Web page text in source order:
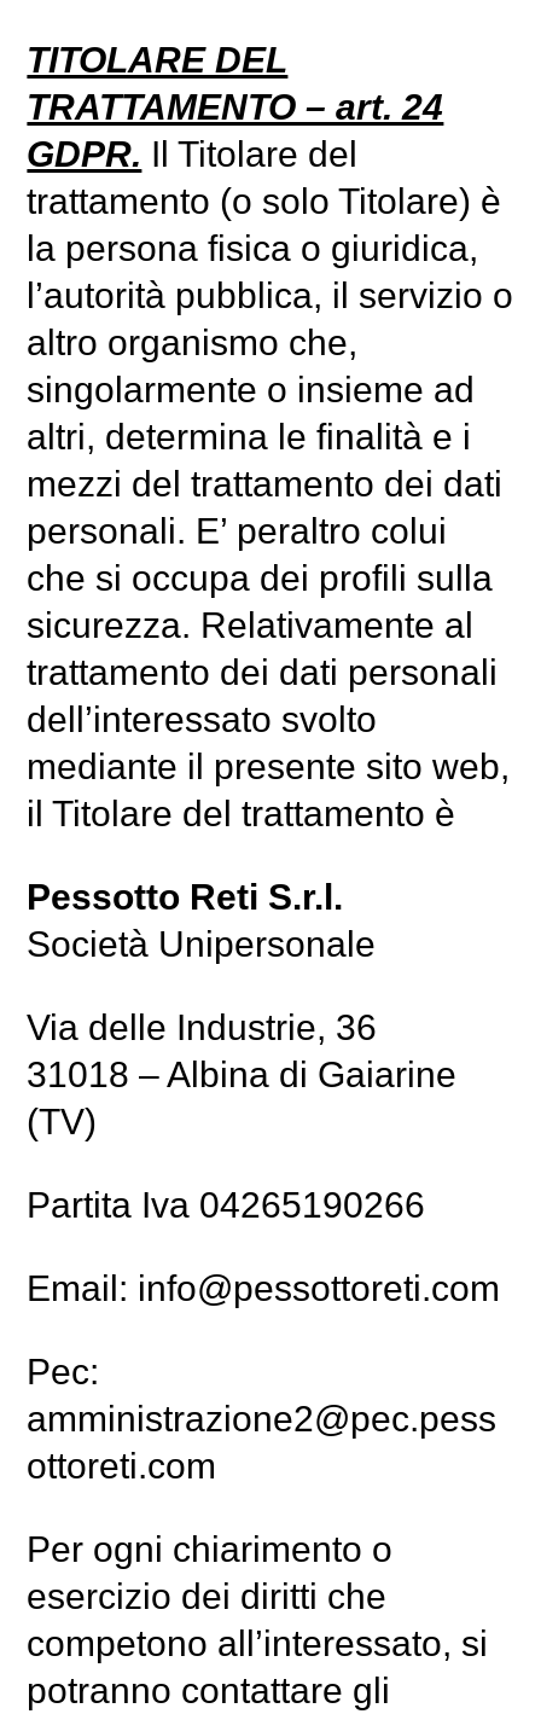
TITOLARE DEL
TRATTAMENTO – art. 24
GDPR. Il Titolare del
trattamento (o solo Titolare) è
la persona fisica o giuridica,
l’autorità pubblica, il servizio o
altro organismo che,
singolarmente o insieme ad
altri, determina le finalità e i
mezzi del trattamento dei dati
personali. E’ peraltro colui
che si occupa dei profili sulla
sicurezza. Relativamente al
trattamento dei dati personali
dell’interessato svolto
mediante il presente sito web,
il Titolare del trattamento è
Pessotto Reti S.r.l.
Società Unipersonale
Via delle Industrie, 36
31018 – Albina di Gaiarine
(TV)
Partita Iva 04265190266
Email: info@pessottoreti.com
Pec:
amministrazione2@pec.pess
ottoreti.com
Per ogni chiarimento o
esercizio dei diritti che
competono all’interessato, si
potranno contattare gli